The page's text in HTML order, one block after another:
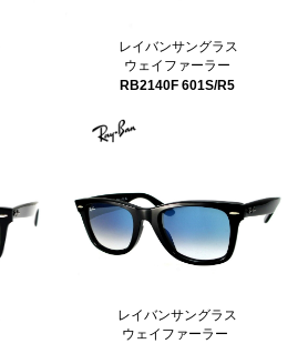
レイバンサングラス
ウェイファーラー
RB2140F 601S/R5
レイバンサングラス
ウェイファーラー